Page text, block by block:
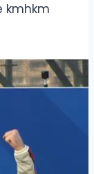
kmhkm